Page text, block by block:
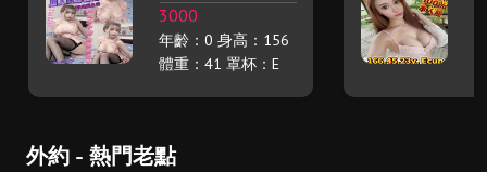
3000
年齡：0 身高：156
體重：41 罩杯：E
外約 - 熱門老點